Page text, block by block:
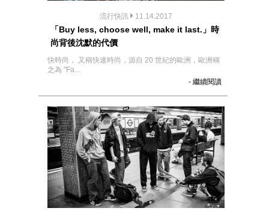
流行快訊 11.14.2017
「Buy less, choose well, make it last.」時
尚背後沈默的代價
快時尚， 又稱快速時尚，源自 20 世紀的歐洲，歐洲稱
之為 "Fa...
- 繼續閱讀